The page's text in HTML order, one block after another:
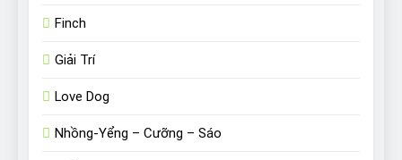
Finch
Giải Trí
Love Dog
Nhồng-Yểng – Cưỡng – Sáo